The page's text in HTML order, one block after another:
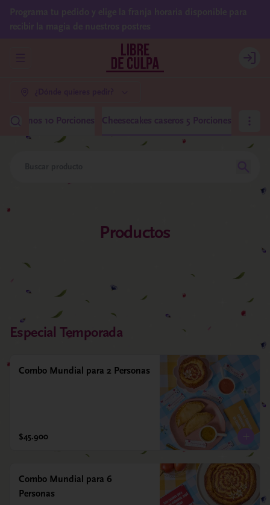
Login
Medianos 10 Porciones Cheesecakes caseros 5 Porciones
Productos
Especial Temporada
Combo Mundial para 2 Personas
$45.900
Combo Mundial para 6
Personas